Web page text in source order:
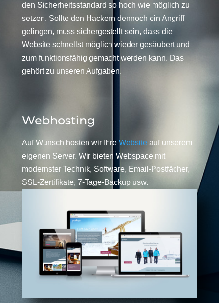
den Sicherheitsstandard so hoch wie möglich zu
setzen. Sollte den Hackern dennoch ein Angriff
gelingen, muss sichergestellt sein, dass die
Website schnellst möglich wieder gesäubert und
zum funktionsfähig gemacht werden kann. Das
gehört zu unseren Aufgaben.
Webhosting
Auf Wunsch hosten wir Ihre Website auf unserem
eigenen Server. Wir bieten Webspace mit
modernster Technik, Software, Email-Postfächer,
SSL-Zertifikate, 7-Tage-Backup usw.